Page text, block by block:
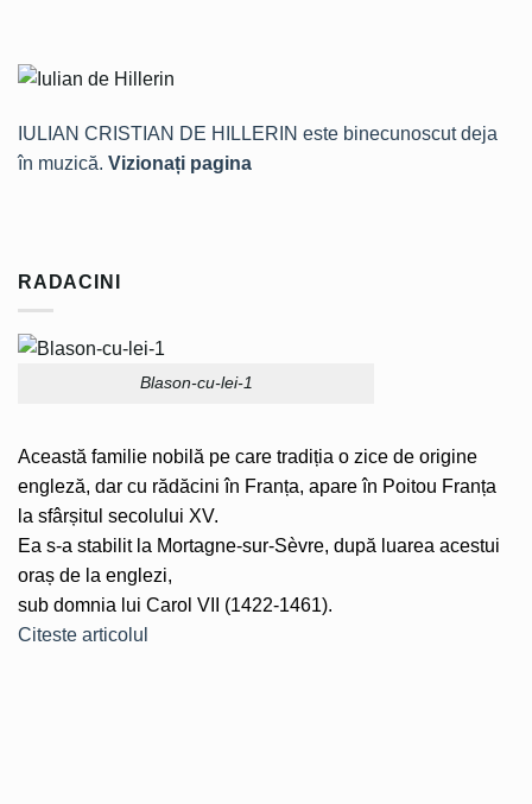
IULIAN CRISTIAN DE HILLERIN este binecunoscut deja
în muzică. Vizionați pagina
RADACINI
Blason-cu-lei-1
Această familie nobilă pe care tradiția o zice de origine
engleză, dar cu rădăcini în Franța, apare în Poitou Franța
la sfârșitul secolului XV.
Ea s-a stabilit la Mortagne-sur-Sèvre, după luarea acestui
oraș de la englezi,
sub domnia lui Carol VII (1422-1461).
Citeste articolul